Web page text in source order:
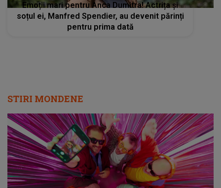
Emoții mari pentru Anca Dumitra! Actrița și
soțul ei, Manfred Spendier, au devenit părinți
pentru prima dată
STIRI MONDENE